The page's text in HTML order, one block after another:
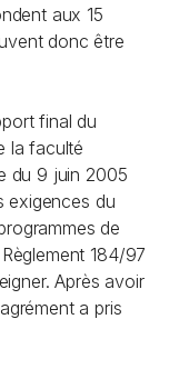
aux 15
donc être
final du
la faculté
du 9 juin 2005
exigences du
de
184/97
Après avoir
a pris